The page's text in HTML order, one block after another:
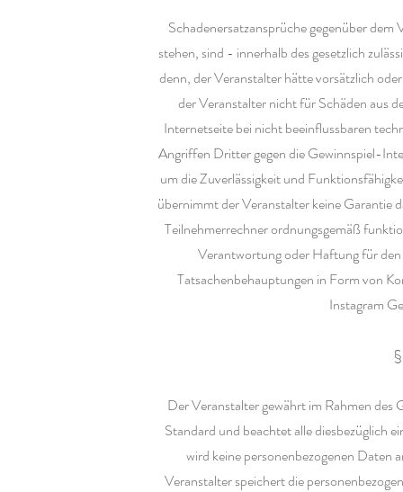
Schadenersatzansprüche gegenüber
stehen, sind - innerhalb des gesetzlich
denn, der Veranstalter hätte vorsätzlich
der Veranstalter nicht für Schäden aus
Internetseite bei nicht beeinflussbaren
Angriffen Dritter gegen die Gewinnspiel-
um die Zuverlässigkeit und
übernimmt der Veranstalter keine Garantie
Teilnehmerrechner ordnungsgemäß
Verantwortung oder Haftung für
Tatsachenbehauptungen in Form von
Instagram
Der Veranstalter gewährt im Rahmen
Standard und beachtet alle diesbezüglich
wird keine personenbezogenen Daten
Veranstalter speichert die